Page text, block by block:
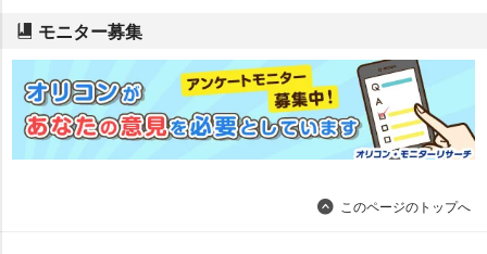
モニター募集
このページのトップへ